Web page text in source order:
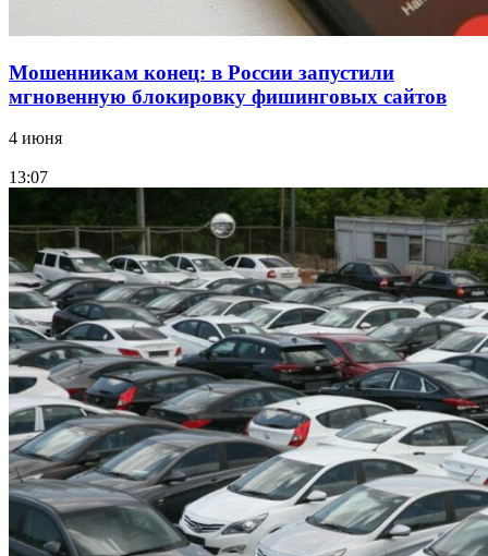
Мошенникам конец: в России запустили
мгновенную блокировку фишинговых сайтов
4 июня
13:07